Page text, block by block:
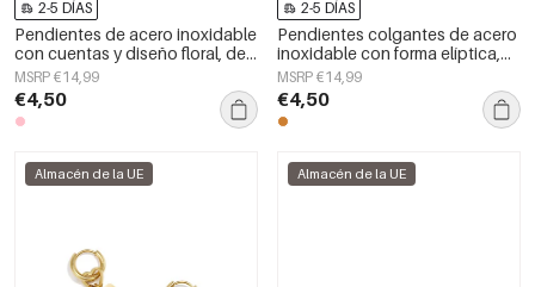
2-5 DÍAS
Pendientes de acero inoxidable
con cuentas y diseño floral, de
la serie Cute Simple, joyería para
mujer.
MSRP €14,99
€4,50
2-5 DÍAS
Pendientes colgantes de acero
inoxidable con forma elíptica,
estilo casual y sencillo, de la
serie de joyería para mujer.
MSRP €14,99
€4,50
Almacén de la UE Almacén de la UE